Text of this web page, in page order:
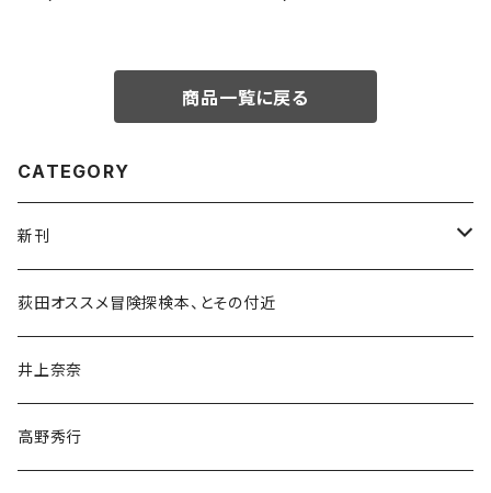
商品一覧に戻る
CATEGORY
新刊
和書
文学・小説・物語
随筆・ノンフィクション・その他
荻田オススメ冒険探検本、とその付近
井上奈奈
高野秀行